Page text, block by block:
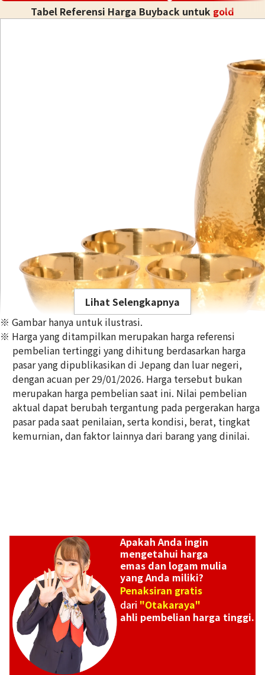
Tabel Referensi Harga Buyback untuk gold
24K gold (K24) sake set
349,6g
Referensi Harga Buyback
Rp 1.033.384.738
Lihat Selengkapnya
※ Gambar hanya untuk ilustrasi.
※ Harga yang ditampilkan merupakan harga referensi
pembelian tertinggi yang dihitung berdasarkan harga
pasar yang dipublikasikan di Jepang dan luar negeri,
dengan acuan per 29/01/2026. Harga tersebut bukan
merupakan harga pembelian saat ini. Nilai pembelian
aktual dapat berubah tergantung pada pergerakan harga
pasar pada saat penilaian, serta kondisi, berat, tingkat
kemurnian, dan faktor lainnya dari barang yang dinilai.
Apakah Anda ingin
mengetahui harga
emas dan logam mulia
yang Anda miliki?
Penaksiran gratis
dari "Otakaraya"
ahli pembelian harga tinggi.